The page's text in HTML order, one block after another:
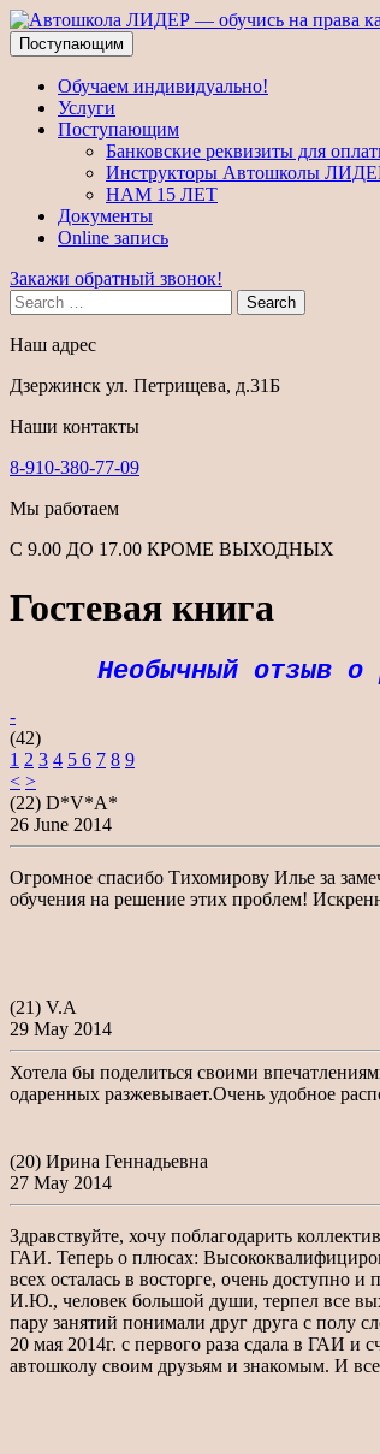
Поступающим
Обучаем индивидуально!
Услуги
Поступающим
Банковские реквизиты для
Инструкторы Автошколы
НАМ 15 ЛЕТ
Документы
Online запись
Закажи обратный звонок!
Search
Наш адрес
Дзержинск ул. Петрищева, д.31Б
Наши контакты
8-910-380-77-09
Мы работаем
С 9.00 ДО 17.00 КРОМЕ ВЫХОДНЫХ
Гостевая книга
Необычный отзыв о
-
(42)
1 2 3 4 5 6 7 8 9
< >
(22) D*V*A*
26 June 2014
Огромное спасибо Тихомирову Илье за
обучения на решение этих проблем!
(21) V.A
29 May 2014
Хотела бы поделиться своими
одаренных разжевывает.Очень удобное
(20) Ирина Геннадьевна
27 May 2014
Здравствуйте, хочу поблагодарить
ГАИ. Теперь о плюсах:
всех осталась в восторге, очень доступно
И.Ю., человек большой души, терпел все
пару занятий понимали друг друга с полу
20 мая 2014г. с первого раза сдала в ГАИ
автошколу своим друзьям и знакомым. И